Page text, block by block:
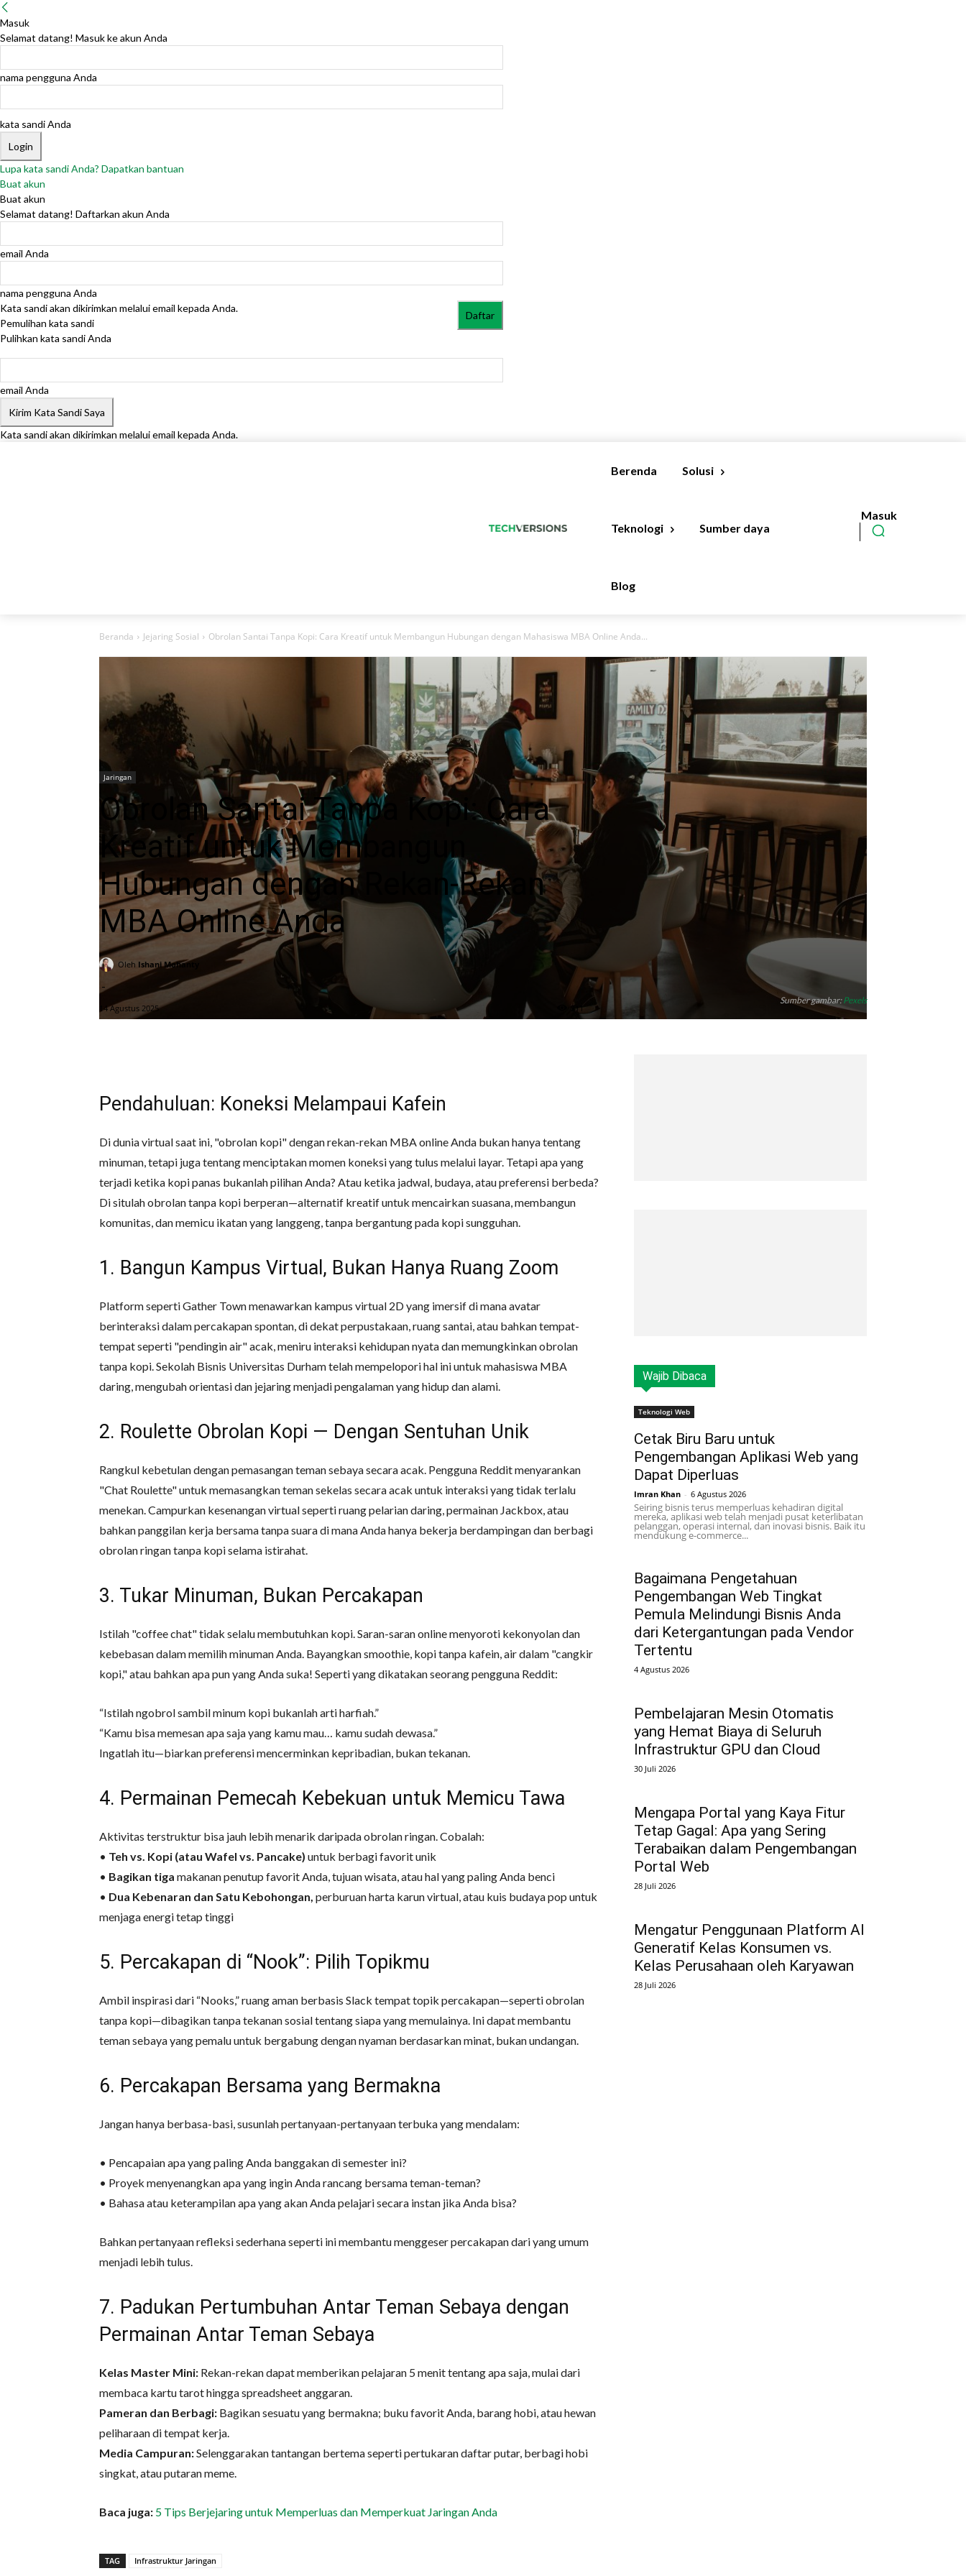
Masuk
Selamat datang! Masuk ke akun Anda
nama pengguna Anda
kata sandi Anda
Lupa kata sandi Anda? Dapatkan bantuan
Buat akun
Buat akun
Selamat datang! Daftarkan akun Anda
email Anda
nama pengguna Anda
Kata sandi akan dikirimkan melalui email kepada Anda.
Pemulihan kata sandi
Pulihkan kata sandi Anda
email Anda
Kata sandi akan dikirimkan melalui email kepada Anda.
Berenda Solusi
Teknologi Sumber daya
Blog
BerlanggananMasuk
Beranda Jejaring Sosial Obrolan Santai Tanpa Kopi: Cara Kreatif untuk Membangun Hubungan dengan Mahasiswa MBA Online Anda...
Jaringan
Obrolan Santai Tanpa Kopi: Cara
Kreatif untuk Membangun
Hubungan dengan Rekan-Rekan
MBA Online Anda
Oleh Ishani Mohanty
-
14 Agustus 2025 211
Pendahuluan: Koneksi Melampaui Kafein
Di dunia virtual saat ini, "obrolan kopi" dengan rekan-rekan MBA online Anda bukan hanya tentang
minuman, tetapi juga tentang menciptakan momen koneksi yang tulus melalui layar. Tetapi apa yang
terjadi ketika kopi panas bukanlah pilihan Anda? Atau ketika jadwal, budaya, atau preferensi berbeda?
Di situlah obrolan tanpa kopi berperan—alternatif kreatif untuk mencairkan suasana, membangun
komunitas, dan memicu ikatan yang langgeng, tanpa bergantung pada kopi sungguhan.
1. Bangun Kampus Virtual, Bukan Hanya Ruang Zoom
Platform seperti Gather Town menawarkan kampus virtual 2D yang imersif di mana avatar
berinteraksi dalam percakapan spontan, di dekat perpustakaan, ruang santai, atau bahkan tempat-
tempat seperti "pendingin air" acak, meniru interaksi kehidupan nyata dan memungkinkan obrolan
tanpa kopi. Sekolah Bisnis Universitas Durham telah mempelopori hal ini untuk mahasiswa MBA
daring, mengubah orientasi dan jejaring menjadi pengalaman yang hidup dan alami.
2. Roulette Obrolan Kopi — Dengan Sentuhan Unik
Rangkul kebetulan dengan pemasangan teman sebaya secara acak. Pengguna Reddit menyarankan
"Chat Roulette" untuk memasangkan teman sekelas secara acak untuk interaksi yang tidak terlalu
menekan. Campurkan kesenangan virtual seperti ruang pelarian daring, permainan Jackbox, atau
bahkan panggilan kerja bersama tanpa suara di mana Anda hanya bekerja berdampingan dan berbagi
obrolan ringan tanpa kopi selama istirahat.
3. Tukar Minuman, Bukan Percakapan
Istilah "coffee chat" tidak selalu membutuhkan kopi. Saran-saran online menyoroti kekonyolan dan
kebebasan dalam memilih minuman Anda. Bayangkan smoothie, kopi tanpa kafein, air dalam "cangkir
kopi," atau bahkan apa pun yang Anda suka! Seperti yang dikatakan seorang pengguna Reddit:
“Istilah ngobrol sambil minum kopi bukanlah arti harfiah.”
“Kamu bisa memesan apa saja yang kamu mau… kamu sudah dewasa.”
Ingatlah itu—biarkan preferensi mencerminkan kepribadian, bukan tekanan.
4. Permainan Pemecah Kebekuan untuk Memicu Tawa
Aktivitas terstruktur bisa jauh lebih menarik daripada obrolan ringan. Cobalah:
• Teh vs. Kopi (atau Wafel vs. Pancake) untuk berbagi favorit unik
• Bagikan tiga makanan penutup favorit Anda, tujuan wisata, atau hal yang paling Anda benci
• Dua Kebenaran dan Satu Kebohongan, perburuan harta karun virtual, atau kuis budaya pop untuk
menjaga energi tetap tinggi
5. Percakapan di “Nook”: Pilih Topikmu
Ambil inspirasi dari “Nooks,” ruang aman berbasis Slack tempat topik percakapan—seperti obrolan
tanpa kopi—dibagikan tanpa tekanan sosial tentang siapa yang memulainya. Ini dapat membantu
teman sebaya yang pemalu untuk bergabung dengan nyaman berdasarkan minat, bukan undangan.
6. Percakapan Bersama yang Bermakna
Jangan hanya berbasa-basi, susunlah pertanyaan-pertanyaan terbuka yang mendalam:
• Pencapaian apa yang paling Anda banggakan di semester ini?
• Proyek menyenangkan apa yang ingin Anda rancang bersama teman-teman?
• Bahasa atau keterampilan apa yang akan Anda pelajari secara instan jika Anda bisa?
Bahkan pertanyaan refleksi sederhana seperti ini membantu menggeser percakapan dari yang umum
menjadi lebih tulus.
7. Padukan Pertumbuhan Antar Teman Sebaya dengan
Permainan Antar Teman Sebaya
Kelas Master Mini: Rekan-rekan dapat memberikan pelajaran 5 menit tentang apa saja, mulai dari
membaca kartu tarot hingga spreadsheet anggaran.
Pameran dan Berbagi: Bagikan sesuatu yang bermakna; buku favorit Anda, barang hobi, atau hewan
peliharaan di tempat kerja.
Media Campuran:Selenggarakan tantangan bertema seperti pertukaran daftar putar, berbagi hobi
singkat, atau putaran meme.
Baca juga: 5 Tips Berjejaring untuk Memperluas dan Memperkuat Jaringan Anda
TAG Infrastruktur Jaringan
Sumber gambar:Pexels
Wajib Dibaca
Teknologi Web
Cetak Biru Baru untuk
Pengembangan Aplikasi Web yang
Dapat Diperluas
Imran Khan - 6 Agustus 2026
Seiring bisnis terus memperluas kehadiran digital
mereka, aplikasi web telah menjadi pusat keterlibatan
pelanggan, operasi internal, dan inovasi bisnis. Baik itu
mendukung e-commerce...
Bagaimana Pengetahuan
Pengembangan Web Tingkat
Pemula Melindungi Bisnis Anda
dari Ketergantungan pada Vendor
Tertentu
4 Agustus 2026
Pembelajaran Mesin Otomatis
yang Hemat Biaya di Seluruh
Infrastruktur GPU dan Cloud
30 Juli 2026
Mengapa Portal yang Kaya Fitur
Tetap Gagal: Apa yang Sering
Terabaikan dalam Pengembangan
Portal Web
28 Juli 2026
Mengatur Penggunaan Platform AI
Generatif Kelas Konsumen vs.
Kelas Perusahaan oleh Karyawan
28 Juli 2026